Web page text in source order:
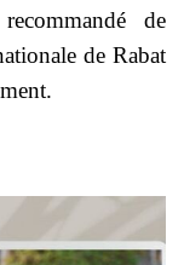
de
de Rabat